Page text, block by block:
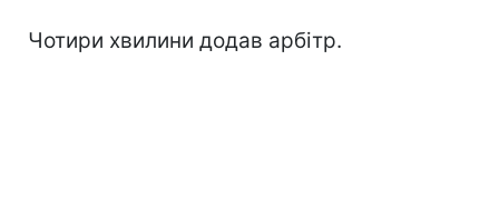
Чотири хвилини додав арбітр.